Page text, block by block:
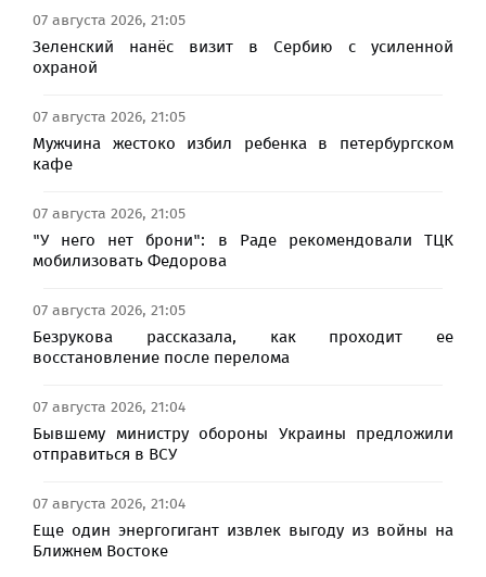
07 августа 2026, 21:05
Зеленский нанёс визит в Сербию с усиленной
охраной
07 августа 2026, 21:05
Мужчина жестоко избил ребенка в петербургском
кафе
07 августа 2026, 21:05
"У него нет брони": в Раде рекомендовали ТЦК
мобилизовать Федорова
07 августа 2026, 21:05
Безрукова рассказала, как проходит ее
восстановление после перелома
07 августа 2026, 21:04
Бывшему министру обороны Украины предложили
отправиться в ВСУ
07 августа 2026, 21:04
Еще один энергогигант извлек выгоду из войны на
Ближнем Востоке